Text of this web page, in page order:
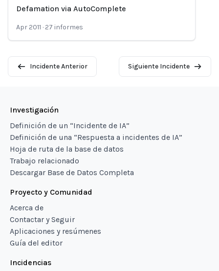
Defamation via AutoComplete
Apr 2011 · 27 informes
Incidente Anterior Siguiente Incidente
Investigación
Definición de un “Incidente de IA”
Definición de una “Respuesta a incidentes de IA”
Hoja de ruta de la base de datos
Trabajo relacionado
Descargar Base de Datos Completa
Proyecto y Comunidad
Acerca de
Contactar y Seguir
Aplicaciones y resúmenes
Guía del editor
Incidencias